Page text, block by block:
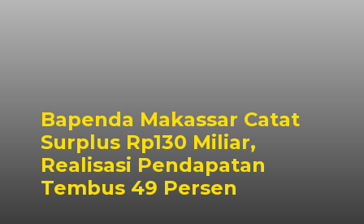
Bapenda Makassar Catat
Surplus Rp130 Miliar,
Realisasi Pendapatan
Tembus 49 Persen